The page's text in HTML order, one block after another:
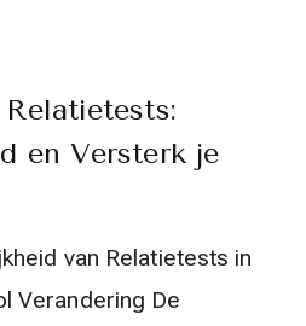
en Versterk je
van Relatietests in
Verandering De